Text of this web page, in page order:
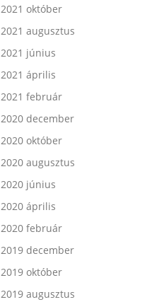
2021 október
2021 augusztus
2021 június
2021 április
2021 február
2020 december
2020 október
2020 augusztus
2020 június
2020 április
2020 február
2019 december
2019 október
2019 augusztus